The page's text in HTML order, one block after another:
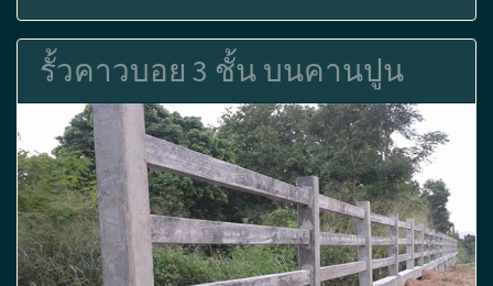
รั้วคาวบอย 3 ชั้น บนคานปูน